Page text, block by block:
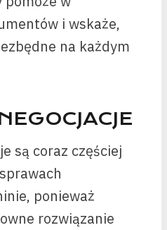
i wskaże,
na każdym
są coraz częściej
ponieważ
rozwiązanie